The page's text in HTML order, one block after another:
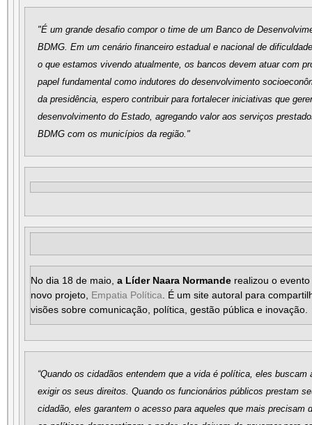
"É um grande desafio compor o time de um Banco de
BDMG. Em um cenário financeiro estadual e nacional de
o que estamos vivendo atualmente, os bancos devem atuar com
papel fundamental como indutores do desenvolvimento
da presidência, espero contribuir para fortalecer iniciativas que
desenvolvimento do Estado, agregando valor aos serviços
BDMG com os municípios da região."
No dia 18 de maio, a Líder Naara Normande realizou o
novo projeto, Empatia Política . É um site autoral para
visões sobre comunicação, política, gestão pública e inovação.
“Quando os cidadãos entendem que a vida é política, eles
exigir os seus direitos. Quando os funcionários públicos prestam
cidadão, eles garantem o acesso para aqueles que mais precisam